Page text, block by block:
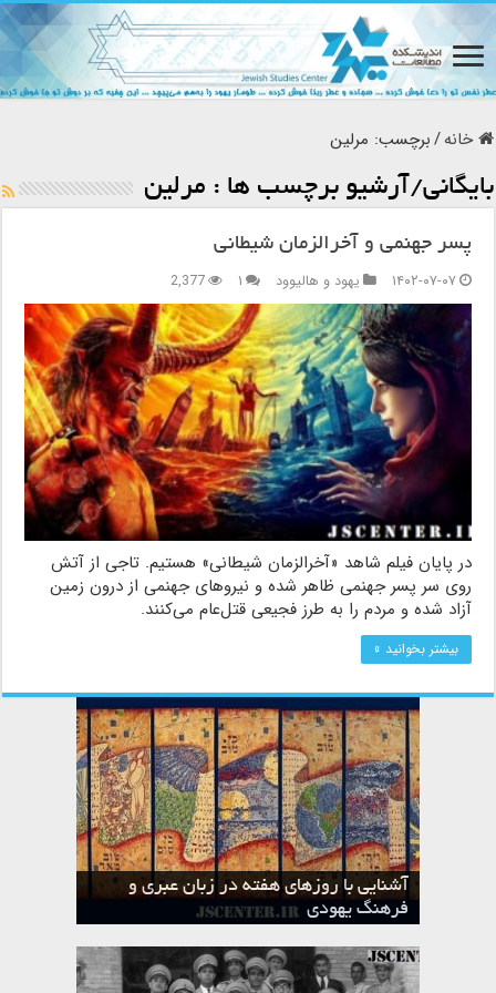
خانه/برچسب: مرلین
بایگانی/آرشیو برچسب ها : مرلین
پسر جهنمی و آخرالزمان شیطانی
۱۴۰۲-۰۷-۰۷
یهود و هالیوود ۱ 2,377
در پایان فیلم شاهد «آخرالزمان شیطانی» هستیم. تاجی از آتش
روی سر پسر جهنمی ظاهر شده و نیروهای جهنمی از درون زمین
آزاد شده و مردم را به طرز فجیعی قتل‌عام می‌کنند.
بیشتر بخوانید »
آشنایی با روزهای هفته در زبان عبری و
فرهنگ یهودی
ماه نیسان در تقویم عبری و میراث یهود
تقویم عبری
ماه شواط در تقویم عبری و میراث یهود
ماه طوت در تقویم عبری و میراث یهود
ماه حشوان در تقویم عبری و میراث یهود
ماه تیشری در تقویم عبری و میراث یهود
ماه الول در تقویم عبری و میراث یهود